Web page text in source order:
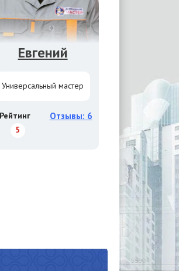
Евгений
Универсальный мастер
Рейтинг
5
Отзывы: 6